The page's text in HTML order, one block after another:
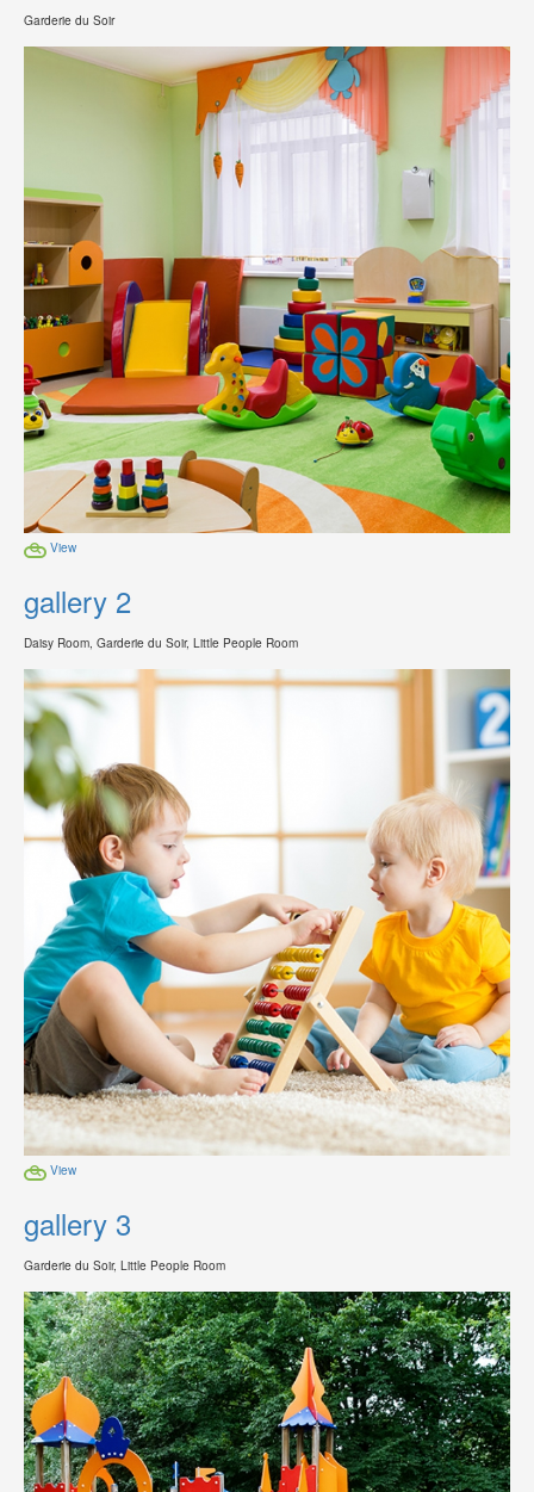
Garderie du Soir
View
gallery 2
Daisy Room, Garderie du Soir, Little People Room
View
gallery 3
Garderie du Soir, Little People Room